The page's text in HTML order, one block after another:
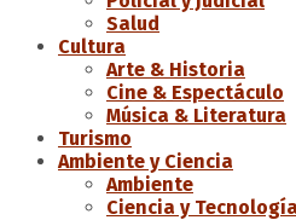
Salud
Cultura
Arte & Historia
Cine & Espectáculo
Música & Literatura
Turismo
Ambiente y Ciencia
Ambiente
Ciencia y Tecnología